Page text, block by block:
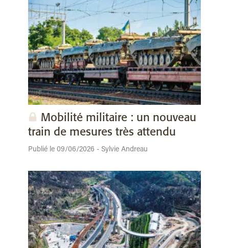
Mobilité militaire : un nouveau
train de mesures très attendu
Publié le 09/06/2026 - Sylvie Andreau